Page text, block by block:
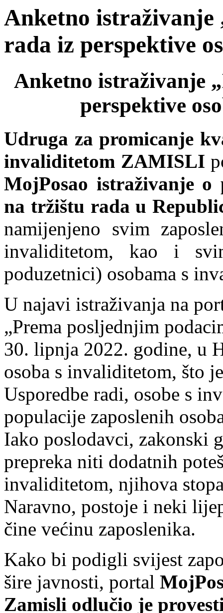
Anketno istraživanje
rada iz perspektive
Anketno istraživanje
perspektive
Udruga za promicanje
invaliditetom ZAMISLI
MojPosao istraživanje o
na tržištu rada u
namijenjeno svim
invaliditetom, kao i
poduzetnici) osobama s
U najavi istraživanja na
„Prema posljednjim
30. lipnja 2022. godine, u
osoba s invaliditetom, što
Usporedbe radi, osobe s
populacije zaposlenih
Iako poslodavci, zakonski
prepreka niti dodatnih
invaliditetom, njihova
Naravno, postoje i neki
čine većinu zaposlenika.
Kako bi podigli svijest
šire javnosti, portal
Zamisli odlučio je